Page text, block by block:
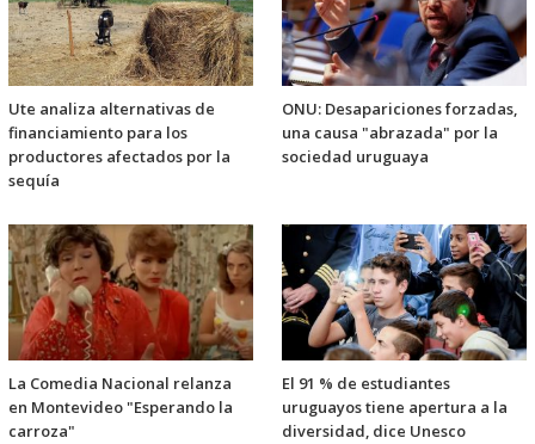
Ute analiza alternativas de
financiamiento para los
productores afectados por la
sequía
ONU: Desapariciones forzadas,
una causa "abrazada" por la
sociedad uruguaya
La Comedia Nacional relanza
en Montevideo "Esperando la
carroza"
El 91 % de estudiantes
uruguayos tiene apertura a la
diversidad, dice Unesco